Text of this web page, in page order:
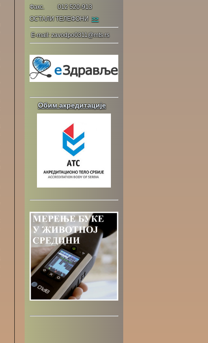
Факс. 012 520-913
ОСТАЛИ ТЕЛЕФОНИ>>
E-mail: zavodpo0311@mts.rs
Обим акредитације